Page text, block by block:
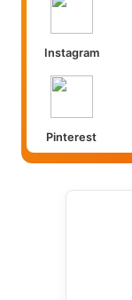
Instagram
Pinterest